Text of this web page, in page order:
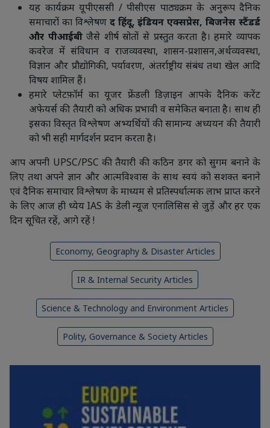
यह कार्यक्रम यूपीएससी / पीसीएस पाठ्यक्रम के अनुरूप दैनिक
समाचारों का विश्लेषण द हिंदू, इंडियन एक्सप्रेस, बिजनेस स्टैंडर्ड
और पीआईबीजैसे शीर्ष स्रोतों से प्रस्तुत करता है। हमारे व्यापक
कवरेज में संविधान व राजव्यवस्था, शासन-प्रशासन,अर्थव्यवस्था,
विज्ञान और प्रौद्योगिकी, पर्यावरण, अंतर्राष्ट्रीय संबंध तथा खेल आदि
विषय शामिल हैं।
हमारे प्लेटफ़ॉर्म का यूजर फ्रेंडली डिज़ाइन आपके दैनिक करेंट
अफेयर्स की तैयारी को अधिक प्रभावी व समेकित बनाता है। साथ ही
इसका विस्तृत विश्लेषण अभ्यर्थियों की सामान्य अध्ययन की तैयारी
को भी सही मार्गदर्शन प्रदान करता है।
आप अपनी UPSC/PSC की तैयारी की कठिन डगर को सुगम बनाने के
लिए तथा अपने ज्ञान और आत्मविश्वास के साथ स्वयं को सशक्त बनाने
एवं दैनिक समाचार विश्लेषण के माध्यम से प्रतिस्पर्धात्मक लाभ प्राप्त करने
के लिए आज ही ध्येय IAS के डेली न्यूज एनालिसिस से जुड़ें और हर एक
दिन सूचित रहें, आगे रहें !
Economy, Geography & Disaster Articles
IR & Internal Security Articles
Science & Technology and Environment Articles
Polity, Governance & Society Articles